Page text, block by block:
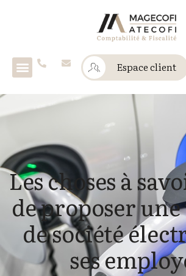
Espace client
Les choses à
de proposer
de société
ses